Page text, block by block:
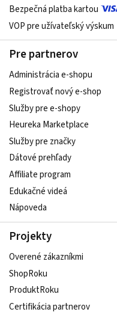
Bezpečná platba kartou
VOP pre užívateľský výskum
Pre partnerov
Administrácia e-shopu
Registrovať nový e-shop
Služby pre e‑shopy
Heureka Marketplace
Služby pre značky
Dátové prehľady
Affiliate program
Edukačné videá
Nápoveda
Projekty
Overené zákazníkmi
ShopRoku
ProduktRoku
Certifikácia partnerov